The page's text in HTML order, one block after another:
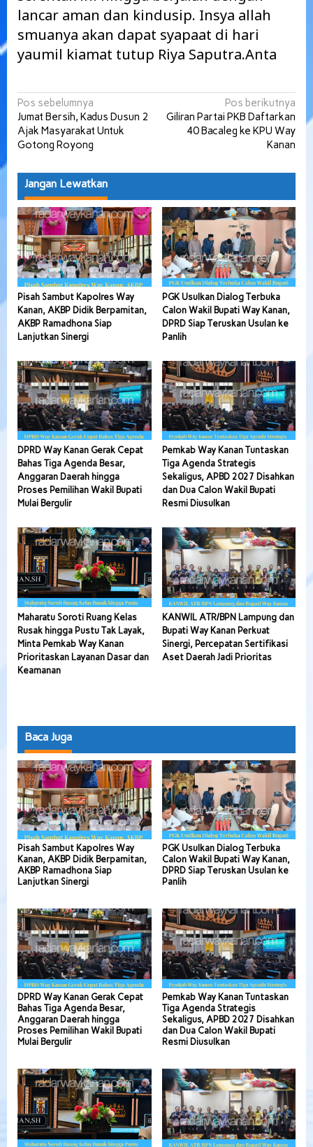
lancar aman dan kindusip. Insya allah
smuanya akan dapat syapaat di hari
yaumil kiamat tutup Riya Saputra.Anta
Navigasi
pos
Pos sebelumnya
Jumat Bersih, Kadus Dusun 2
Ajak Masyarakat Untuk
Gotong Royong
Pos berikutnya
Giliran Partai PKB Daftarkan
40 Bacaleg ke KPU Way
Kanan
Jangan Lewatkan
Pisah Sambut Kapolres Way
Kanan, AKBP Didik Berpamitan,
AKBP Ramadhona Siap
Lanjutkan Sinergi
PGK Usulkan Dialog Terbuka
Calon Wakil Bupati Way Kanan,
DPRD Siap Teruskan Usulan ke
Panlih
DPRD Way Kanan Gerak Cepat
Bahas Tiga Agenda Besar,
Anggaran Daerah hingga
Proses Pemilihan Wakil Bupati
Mulai Bergulir
Pemkab Way Kanan Tuntaskan
Tiga Agenda Strategis
Sekaligus, APBD 2027 Disahkan
dan Dua Calon Wakil Bupati
Resmi Diusulkan
Maharatu Soroti Ruang Kelas
Rusak hingga Pustu Tak Layak,
Minta Pemkab Way Kanan
Prioritaskan Layanan Dasar dan
Keamanan
KANWIL ATR/BPN Lampung dan
Bupati Way Kanan Perkuat
Sinergi, Percepatan Sertifikasi
Aset Daerah Jadi Prioritas
Baca Juga
Pisah Sambut Kapolres Way
Kanan, AKBP Didik Berpamitan,
AKBP Ramadhona Siap
Lanjutkan Sinergi
PGK Usulkan Dialog Terbuka
Calon Wakil Bupati Way Kanan,
DPRD Siap Teruskan Usulan ke
Panlih
DPRD Way Kanan Gerak Cepat
Bahas Tiga Agenda Besar,
Anggaran Daerah hingga
Proses Pemilihan Wakil Bupati
Mulai Bergulir
Pemkab Way Kanan Tuntaskan
Tiga Agenda Strategis
Sekaligus, APBD 2027 Disahkan
dan Dua Calon Wakil Bupati
Resmi Diusulkan